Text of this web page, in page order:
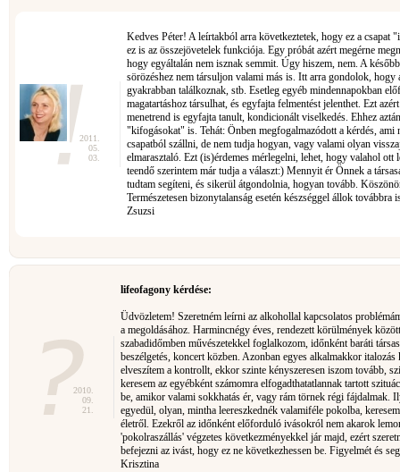
2011.
05.
03.
Kedves Péter! A leírtakból arra következtetek, hogy ez a csapat
ez is az összejövetelek funkciója. Egy próbát azért megérne
hogy egyáltalán nem isznak semmit. Úgy hiszem, nem. A
sörözéshez nem társuljon valami más is. Itt arra gondolok, hogy
gyakrabban találkoznak, stb. Esetleg egyéb mindennapokban
magatartáshoz társulhat, és egyfajta felmentést jelenthet. Ezt
menetrend is egyfajta tanult, kondicionált viselkedés. Ehhez
"kifogásokat" is. Tehát: Önben megfogalmazódott a kérdés, ami
csapatból szállni, de nem tudja hogyan, vagy valami olyan
elmarasztaló. Ezt (is)érdemes mérlegelni, lehet, hogy valahol ott
teendő szerintem már tudja a választ:) Mennyit ér Önnek a
tudtam segíteni, és sikerül átgondolnia, hogyan tovább.
Természetesen bizonytalanság esetén készséggel állok
Zsuzsi
2010.
09.
21.
lifeofagony kérdése:
Üdvözletem! Szeretném leírni az alkohollal kapcsolatos
a megoldásához. Harmincnégy éves, rendezett körülmények
szabadidőmben művészetekkel foglalkozom, időnként baráti
beszélgetés, koncert közben. Azonban egyes alkalmakkor
elveszítem a kontrollt, ekkor szinte kényszeresen iszom tovább,
keresem az egyébként számomra elfogadthatatlannak tartott
be, amikor valami sokkhatás ér, vagy rám törnek régi fájdalmak.
egyedül, olyan, mintha leereszkednék valamiféle pokolba,
életről. Ezekről az időnként előforduló ivásokról nem akarok
'pokolraszállás' végzetes következményekkel jár majd, ezért
befejezni az ivást, hogy ez ne következhessen be. Figyelmét és
Krisztina